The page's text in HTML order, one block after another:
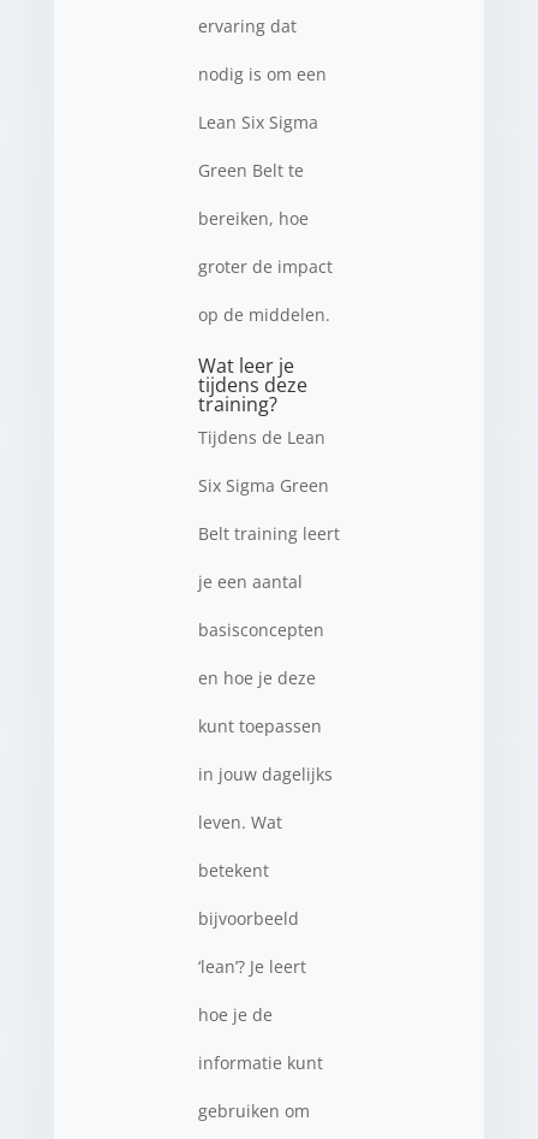
ervaring dat
nodig is om een
Lean Six Sigma
Green Belt te
bereiken, hoe
groter de impact
op de middelen.
Wat leer je
tijdens deze
training?
Tijdens de Lean
Six Sigma Green
Belt training leert
je een aantal
basisconcepten
en hoe je deze
kunt toepassen
in jouw dagelijks
leven. Wat
betekent
bijvoorbeeld
‘lean’? Je leert
hoe je de
informatie kunt
gebruiken om